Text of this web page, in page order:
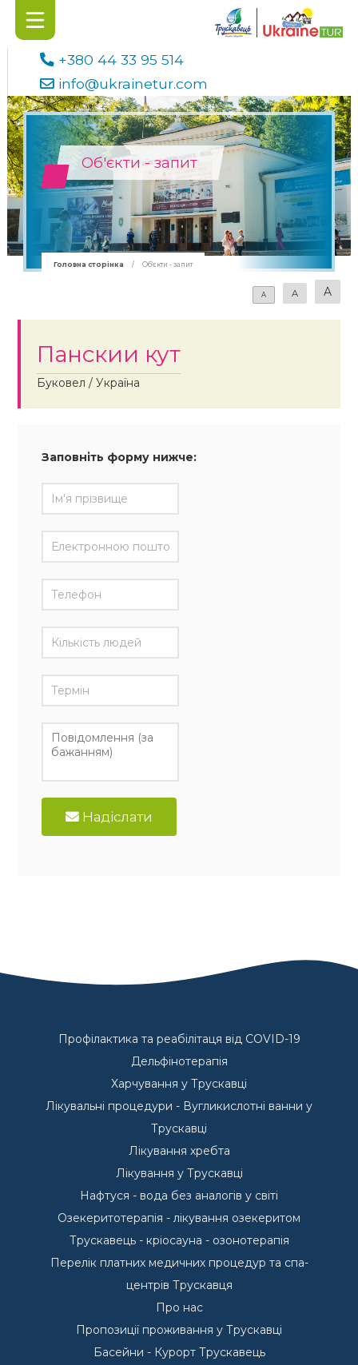
+380 44 33 95 514
info@ukrainetur.com
Об'єкти - запит
Головна сторінка / Об'єкти - запит
A A A
Панскии кут
Буковел / Україна
Заповніть форму нижче:
Надіслати
Профілактика та реабілітаця від COVID-19
Дельфінотерапія
Харчування у Трускавці
Лікувальні процедури - Вугликислотні ванни у
Трускавці
Лікування хребта
Лікування у Трускавці
Нафтуся - вода без аналогів у світі
Озекеритотерапія - лікування озекеритом
Трускавець - кріосауна - озонотерапія
Перелік платних медичних процедур та спа-
центрів Трускавця
Про нас
Пропозиції проживання у Трускавці
Басейни - Курорт Трускавець